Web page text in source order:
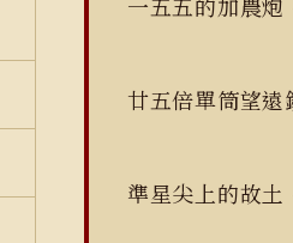
廿五倍單筒望
準星尖上的故